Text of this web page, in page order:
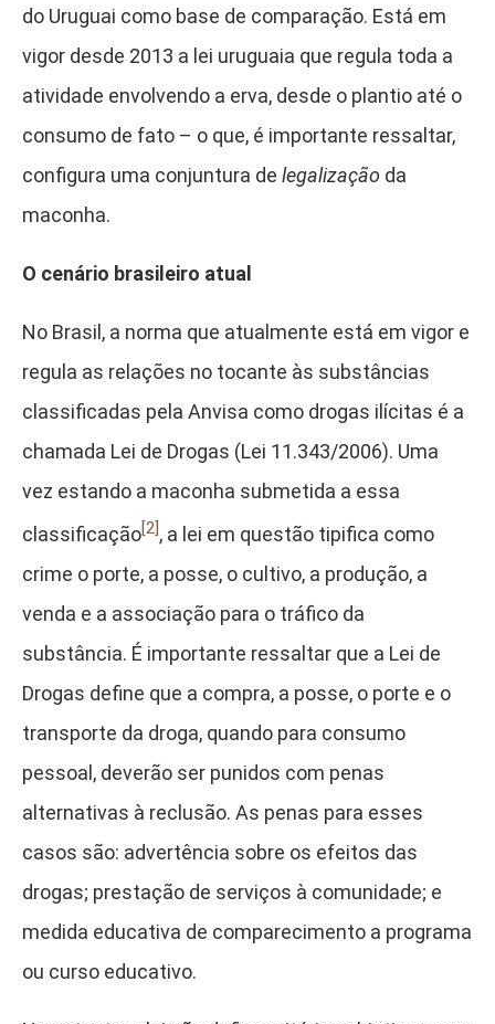
do Uruguai como base de comparação. Está em
vigor desde 2013 a lei uruguaia que regula toda a
atividade envolvendo a erva, desde o plantio até o
consumo de fato – o que, é importante ressaltar,
configura uma conjuntura de legalização da
maconha.
O cenário brasileiro atual
No Brasil, a norma que atualmente está em vigor e
regula as relações no tocante às substâncias
classificadas pela Anvisa como drogas ilícitas é a
chamada Lei de Drogas (Lei 11.343/2006). Uma
vez estando a maconha submetida a essa
classificação[2], a lei em questão tipifica como
crime o porte, a posse, o cultivo, a produção, a
venda e a associação para o tráfico da
substância. É importante ressaltar que a Lei de
Drogas define que a compra, a posse, o porte e o
transporte da droga, quando para consumo
pessoal, deverão ser punidos com penas
alternativas à reclusão. As penas para esses
casos são: advertência sobre os efeitos das
drogas; prestação de serviços à comunidade; e
medida educativa de comparecimento a programa
ou curso educativo.